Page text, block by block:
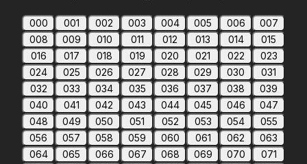
000 001 002 003 004 005 006
007
008
009 010 011 012 013 014
015
016
017 018 019 020 021 022
023
024
025 026 027 028 029 030
031
032
033 034 035 036 037 038
039
040
041 042 043 044 045 046
047
048
049 050 051 052 053 054
055
056
057 058 059 060 061 062
063
064
065 066 067 068 069 070
071